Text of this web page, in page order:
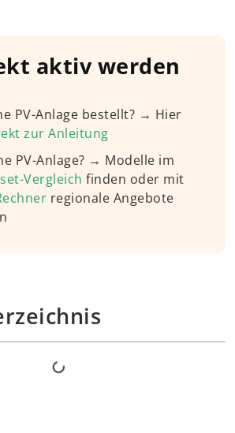
aktiv werden
PV-Anlage bestellt? → Hier
zur Anleitung
PV-Anlage? → Modelle im
Vergleich finden oder mit
regionale Angebote